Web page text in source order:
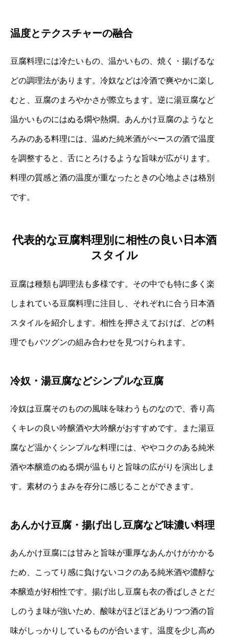
温度とテクスチャーの融合
豆腐料理には冷たいもの、温かいもの、焼く・揚げるな
どの調理法があります。冷奴などは冷酒で爽やかに楽し
むと、豆腐のまろやかさが際立ちます。逆に湯豆腐など
温かいものにはぬる燗や熱燗。あんかけ豆腐のようなと
ろみのある料理には、温めた純米酒がべースの酒で温度
を調整すると、舌にとろけるような旨味が広がります。
料理の質感と酒の温度が重なったときの心地よさは格別
です。
代表的な豆腐料理別に相性の良い日本酒
スタイル
豆腐は種類も調理法も多様です。その中でも特に多く楽
しまれている豆腐料理に注目し、それぞれに合う日本酒
スタイルを紹介します。相性を押さえておけば、どの料
理でもバツグンの組み合わせを見つけられます。
冷奴・湯豆腐などシンプルな豆腐
冷奴は豆腐そのものの風味を味わうものなので、香り高
くキレの良い吟醸酒や大吟醸がおすすめです。また湯豆
腐など温かくシンプルな料理には、ややコクのある純米
酒や本醸造のぬる燗が温もりと旨味の広がりを演出しま
す。素材のうまみを存分に感じることができます。
あんかけ豆腐・揚げ出し豆腐など味濃い料理
あんかけ豆腐には甘みと旨味が重厚なあんかけがかかる
ため、こってり感に負けないコクのある純米酒や濃醇な
本醸造が好相性です。揚げ出し豆腐も衣の香ばしさとだ
しのうま味が強いため、酸味がほどほどありつつ酒の旨
味がしっかりしているものが合います。温度を少し高め